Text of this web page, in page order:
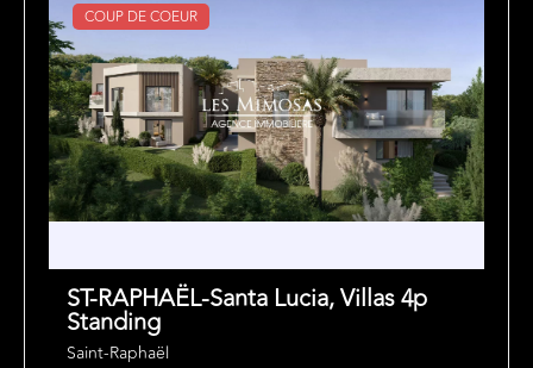
COUP DE COEUR
ST-RAPHAËL-Santa Lucia, Villas 4p
Standing
Saint-Raphaël